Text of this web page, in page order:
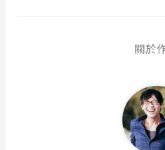
關於